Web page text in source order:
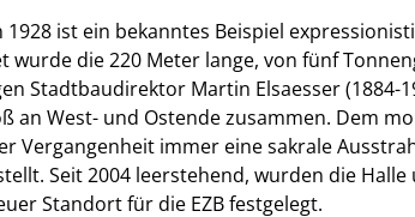
ist ein bekanntes Beispiel
wurde die 220 Meter lange, von fünf
Stadtbaudirektor Martin Elsaesser (1884-
an West- und Ostende zusammen. Dem
Vergangenheit immer eine sakrale
Seit 2004 leerstehend, wurden die
Standort für die EZB festgelegt.